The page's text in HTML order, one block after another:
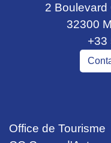
2
32300
+33
Office de Tourisme